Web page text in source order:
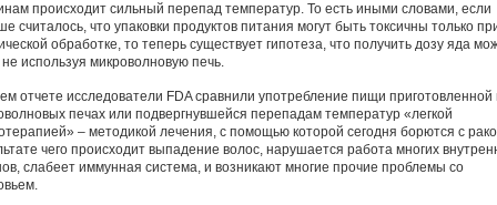
происходит сильный перепад температур. То есть иными словами, если
считалось, что упаковки продуктов питания могут быть токсичны только
обработке, то теперь существует гипотеза, что получить дозу яда
используя микроволновую печь.
отчете исследователи FDA сравнили употребление пищи приготовленной
печах или подвергнувшейся перепадам температур «легкой
– методикой лечения, с помощью которой сегодня борются с
чего происходит выпадение волос, нарушается работа многих
слабеет иммунная система, и возникают многие прочие проблемы со